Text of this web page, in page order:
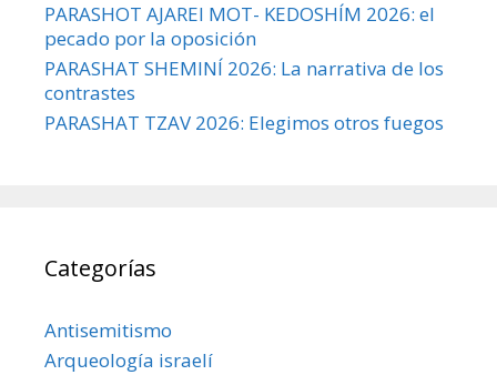
PARASHOT AJAREI MOT- KEDOSHÍM 2026: el
pecado por la oposición
PARASHAT SHEMINÍ 2026: La narrativa de los
contrastes
PARASHAT TZAV 2026: Elegimos otros fuegos
Categorías
Antisemitismo
Arqueología israelí